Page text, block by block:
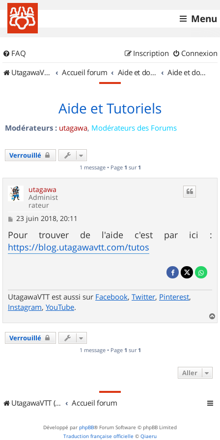
Menu
FAQ Connexion
Inscription
UtagawaVTT (Randos VTT et VTTAE avec traces GPS)
Accueil forum Aide et documentation Aide et documentation
Aide et Tutoriels
Modérateurs : utagawa, Modérateurs des Forums
Verrouillé
1 message • Page 1 sur 1
utagawa
Administ
rateur
M
s
s
a
g
23 juin 2018, 20:11
Pour trouver de l'aide c'est par ici :
https://blog.utagawavtt.com/tutos
UtagawaVTT est aussi sur Facebook, Twitter, Pinterest,
Instagram, YouTube.
a
Verrouillé
1 message • Page 1 sur 1
Aller
UtagawaVTT (Randos VTT et VTTAE avec traces GPS) Accueil forum
Développé par phpBB® Forum Software © phpBB Limited
Traduction française officielle © Qiaeru